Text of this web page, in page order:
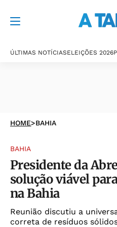
ÚLTIMAS NOTÍCIASELEIÇÕES 2026
HOME>BAHIA
BAHIA
Presidente da
solução viável
na Bahia
Reunião discutiu a
correta de resíduos